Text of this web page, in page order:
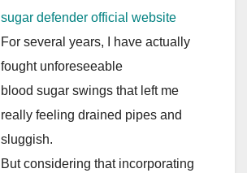
sugar defender official website
For several years, I have actually
fought unforeseeable
blood sugar swings that left me
really feeling drained pipes and
sluggish.
But considering that incorporating